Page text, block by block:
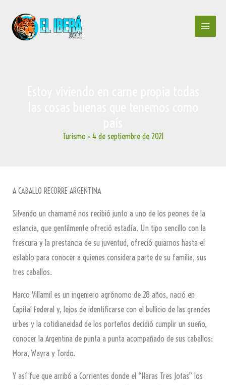
contenido
Turismo• 4 de septiembre de 2021
A CABALLO RECORRE ARGENTINA
Silvando un chamamé nos recibió junto a uno de los peones de la
estancia, que gentilmente ofreció estadía. Un tipo sencillo con la
frescura y la prestancia de su juventud, ofreció guiarnos hasta el
establo para conocer a quienes considera parte de su familia, sus
tres caballos.
Marco Villamil es un ingeniero agrónomo de 28 años, nació en
Capital Federal y, lejos de identificarse con el bullicio de las grandes
urbes y la cotidianeidad de los porteños decidió cumplir un sueño,
conocer la Argentina de punta a punta acompañado de sus caballos:
Mora, Wayra y Tordo.
Y así fue que arribó a Corrientes donde el “Haras Tres Jotas” los